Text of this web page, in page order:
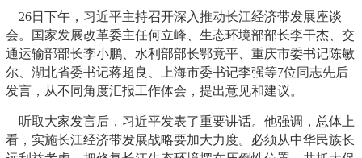
26日下午，习近平主持召开深入推动长江经济带发展座谈
会。国家发展改革委主任何立峰、生态环境部部长李干杰、交
通运输部部长李小鹏、水利部部长鄂竟平、重庆市委书记陈敏
尔、湖北省委书记蒋超良、上海市委书记李强等7位同志先后
发言，从不同角度汇报工作体会，提出意见和建议。
听取大家发言后，习近平发表了重要讲话。他强调，总体上
看，实施长江经济带发展战略要加大力度。必须从中华民族长